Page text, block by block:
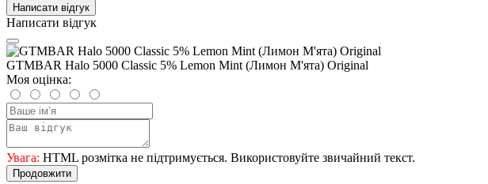
Написати відгук
Написати відгук
GTMBAR Halo 5000 Classic 5% Lemon Mint (Лимон М'ята) Original
Моя оцінка:
Увага: HTML розмітка не підтримується. Використовуйте звичайний текст.
Продовжити